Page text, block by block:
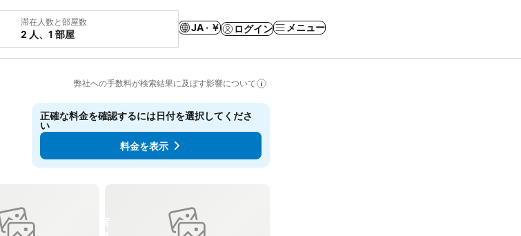
滞在人数と部屋数
2 人、1 部屋
JA · ￥ ログイン メニュー
弊社への手数料が検索結果に及ぼす影響について
お気に入りに追加
正確な料金を確認するには日付を選択してくださ
い
料金を表示